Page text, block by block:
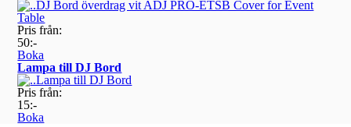
Pris från:
50:-
Boka
Lampa till DJ Bord
Pris från:
15:-
Boka